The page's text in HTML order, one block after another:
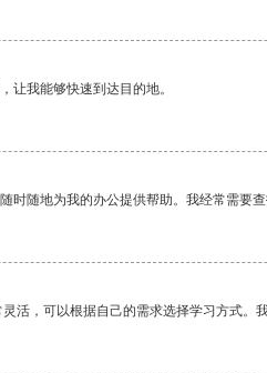
让我能够快速到达目的地。
时随地为我的办公提供帮助。我经常需要
活，可以根据自己的需求选择学习方式。